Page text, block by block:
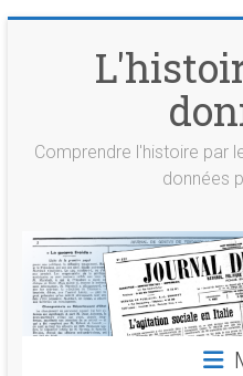
Comprendre l'histoire par
données